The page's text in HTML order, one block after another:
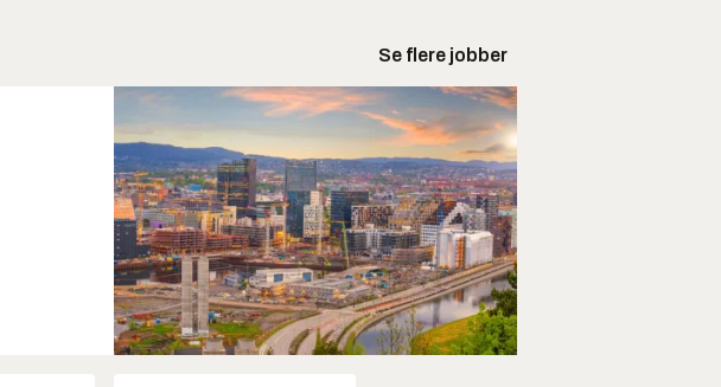
Se flere jobber